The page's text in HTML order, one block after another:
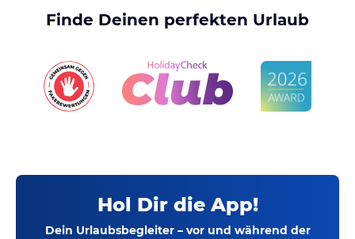
Finde Deinen perfekten Urlaub
Hol Dir die App!
Dein Urlaubsbegleiter – vor und während der